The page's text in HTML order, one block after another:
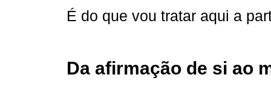
É do que vou tratar aqui a
Da afirmação de si ao